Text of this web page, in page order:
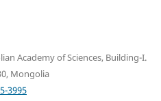
Academy of Sciences, Building-I.
Mongolia
3995